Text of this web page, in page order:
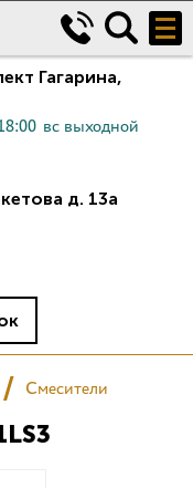
Гагарина,
вс выходной
д. 13а
Смесители